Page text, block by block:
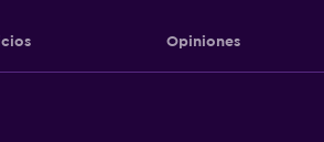
Opiniones